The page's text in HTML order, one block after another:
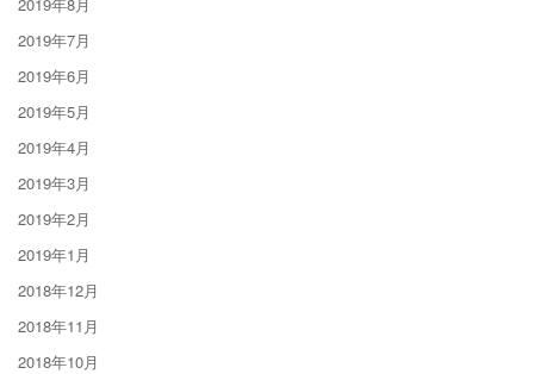
2019年7月
2019年6月
2019年5月
2019年4月
2019年3月
2019年2月
2019年1月
2018年12月
2018年11月
2018年10月